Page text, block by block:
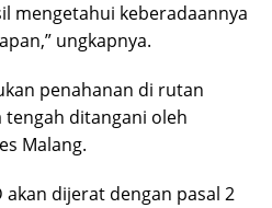
mengetahui keberadaannya
ungkapnya.
penahanan di rutan
tengah ditangani oleh
Malang.
dijerat dengan pasal 2